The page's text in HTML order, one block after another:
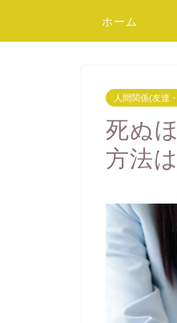
ホーム
人間関係(友達
死ぬ
方法